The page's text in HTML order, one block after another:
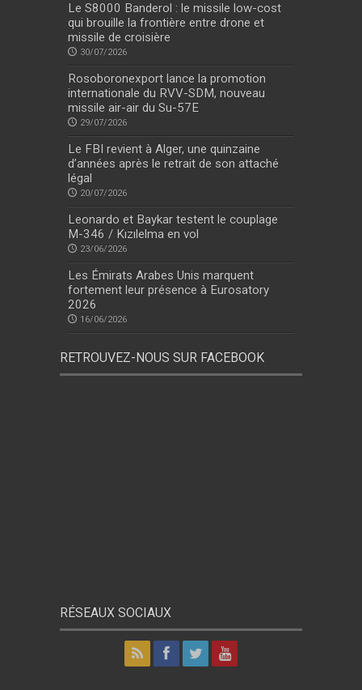
Le S8000 Banderol : le missile low-cost
qui brouille la frontière entre drone et
missile de croisière
30/07/2026
Rosoboronexport lance la promotion
internationale du RVV-SDM, nouveau
missile air-air du Su-57E
29/07/2026
Le FBI revient à Alger, une quinzaine
d’années après le retrait de son attaché
légal
20/07/2026
Leonardo et Baykar testent le couplage
M-346 / Kızılelma en vol
23/06/2026
Les Émirats Arabes Unis marquent
fortement leur présence à Eurosatory
2026
16/06/2026
RETROUVEZ-NOUS SUR FACEBOOK
RÉSEAUX SOCIAUX